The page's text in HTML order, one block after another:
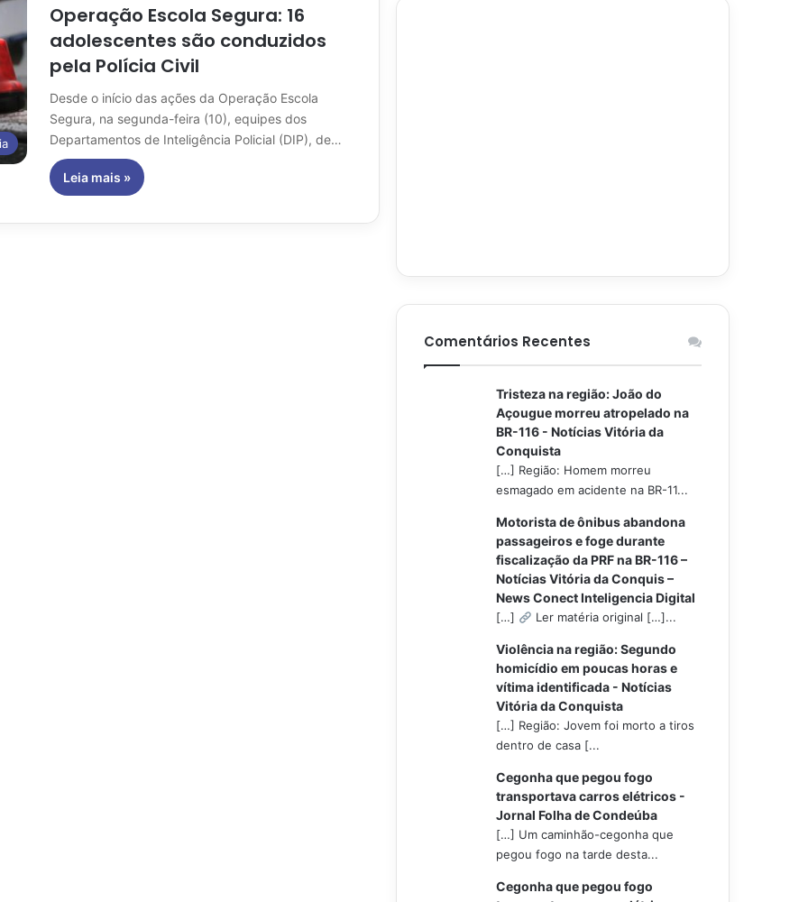
Operação Escola Segura: 16
adolescentes são conduzidos
pela Polícia Civil
Desde o início das ações da Operação Escola
Segura, na segunda-feira (10), equipes dos
Departamentos de Inteligência Policial (DIP), de…
Leia mais »
Comentários Recentes
Tristeza na região: João do
Açougue morreu atropelado na
BR-116 - Notícias Vitória da
Conquista
[…] Região: Homem morreu
esmagado em acidente na BR-11...
Motorista de ônibus abandona
passageiros e foge durante
fiscalização da PRF na BR-116 –
Notícias Vitória da Conquis –
News Conect Inteligencia Digital
[…] Ler matéria original […]...
Violência na região: Segundo
homicídio em poucas horas e
vítima identificada - Notícias
Vitória da Conquista
[…] Região: Jovem foi morto a tiros
dentro de casa [...
Cegonha que pegou fogo
transportava carros elétricos -
Jornal Folha de Condeúba
[…] Um caminhão-cegonha que
pegou fogo na tarde desta...
Cegonha que pegou fogo